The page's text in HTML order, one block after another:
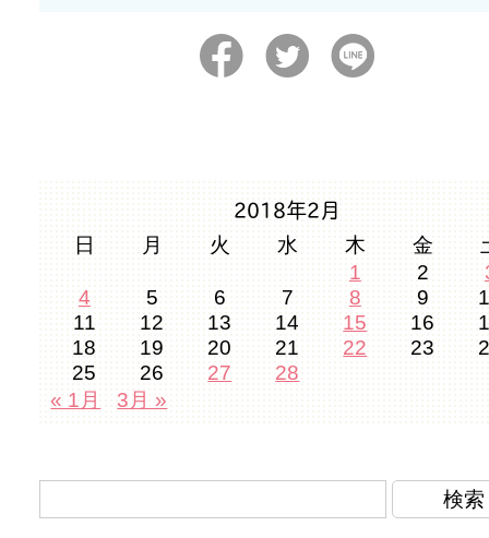
2018年2月
日 月 火 水 木 金
1
2
4
5 6 7 8 9
11
12 13 14 15 16
18
19 20 21 22 23
25
26 27
28
« 1月
3月 »